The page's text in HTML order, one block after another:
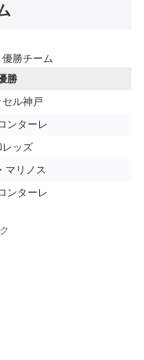
2023 結果
2022 結果
勝チーム
勝
セル神戸
ンターレ
レッズ
マリノス
ンターレ